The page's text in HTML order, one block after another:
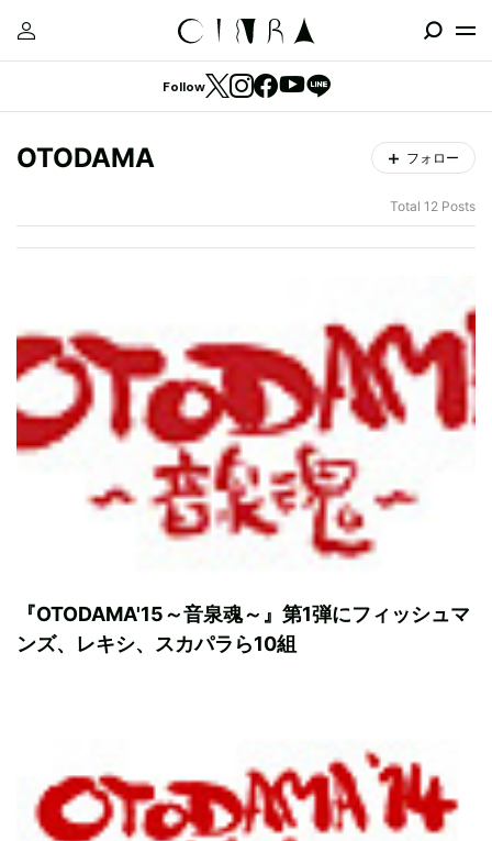
Follow
OTODAMA フォロー
Total 12 Posts
『OTODAMA'15～音泉魂～』第1弾にフィッシュマ
ンズ、レキシ、スカパラら10組